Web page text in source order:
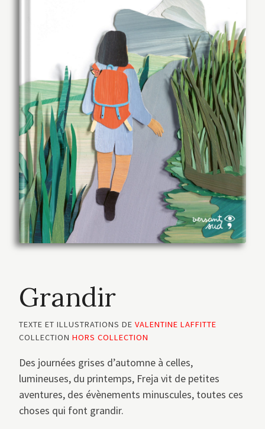
Grandir
TEXTE ET ILLUSTRATIONS DE VALENTINE LAFFITTE
COLLECTION HORS COLLECTION
Des journées grises d’automne à celles,
lumineuses, du printemps, Freja vit de petites
aventures, des évènements minuscules, toutes ces
choses qui font grandir.